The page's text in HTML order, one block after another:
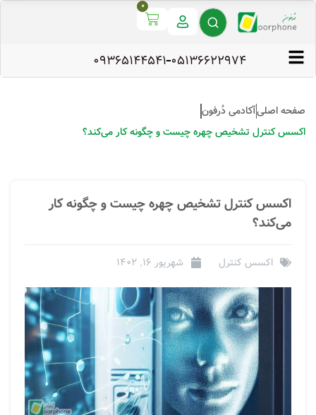
0
۰۵۱۳۶۶۲۲۹۷۴ 09365144541
صفحه اصلیآکادمی دُرفون
اکسس کنترل تشخیص چهره چیست و چگونه کار می‌کند؟
اکسس کنترل تشخیص چهره چیست و چگونه کار
می‌کند؟
اکسس کنترل شهریور 16, 1402